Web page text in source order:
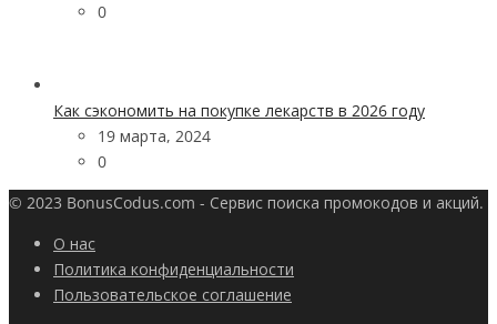
0
Как сэкономить на покупке лекарств в 2026 году
19 марта, 2024
0
© 2023 BonusCodus.com - Сервис поиска промокодов и акций.
О нас
Политика конфиденциальности
Пользовательское соглашение